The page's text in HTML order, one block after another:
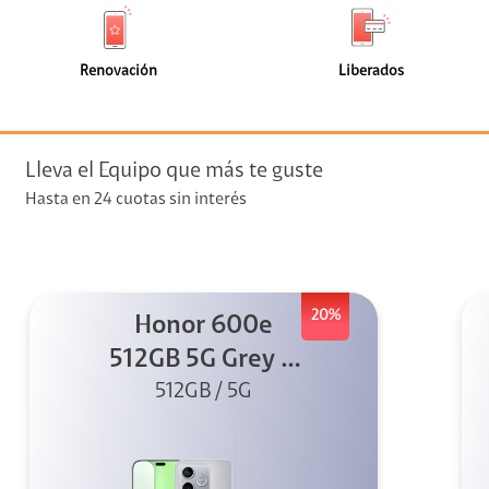
+ Telefonía
streaming
de
faceta
Renovación
(0)
faceta
Liberados
Lleva el Equipo que más te guste
Hasta en 24 cuotas sin interés
20%
Honor 600e
512GB 5G Grey +
45W
512GB / 5G